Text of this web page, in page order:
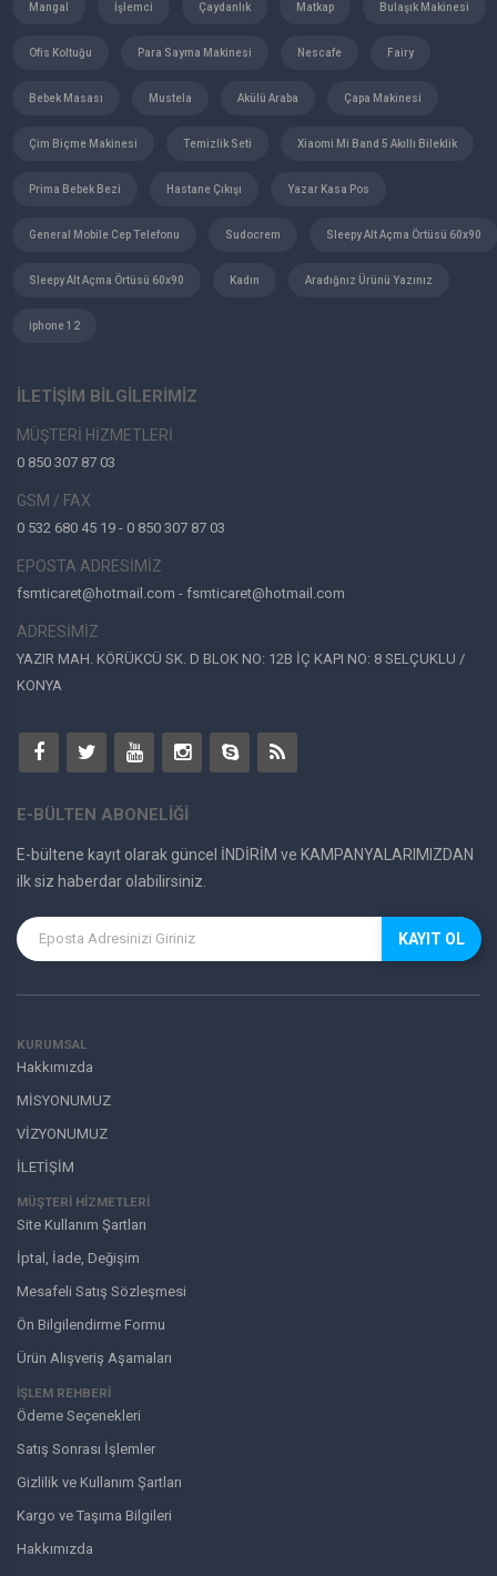
Electrolux
Grundig
Fakir
Arzum
Oppo
Haylou
Baymak
Vaillant
Beko
Süsler
Raks
Bullwark
Yale
Ids
SOMİCKS
Mangal İşlemci Çaydanlık Matkap Bulaşık Makinesi
Ofis Koltuğu Para Sayma Makinesi Nescafe Fairy
Bebek Masası Mustela Akülü Araba Çapa Makinesi
Çim Biçme Makinesi Temizlik Seti Xiaomi Mi Band 5 Akıllı Bileklik
Prima Bebek Bezi Hastane Çıkışı Yazar Kasa Pos
General Mobile Cep Telefonu Sudocrem Sleepy Alt Açma Örtüsü 60x90
Sleepy Alt Açma Örtüsü 60x90 Kadın Aradığnız Ürünü Yazınız
iphone 12
İLETİŞİM BİLGİLERİMİZ
MÜŞTERİ HİZMETLERİ
0 850 307 87 03
GSM / FAX
0 532 680 45 19 - 0 850 307 87 03
EPOSTA ADRESİMİZ
fsmticaret@hotmail.com - fsmticaret@hotmail.com
ADRESİMİZ
YAZIR MAH. KÖRÜKCÜ SK. D BLOK NO: 12B İÇ KAPI NO: 8 SELÇUKLU /
KONYA
E-BÜLTEN ABONELİĞİ
E-bültene kayıt olarak güncel İNDİRİM ve KAMPANYALARIMIZDAN
ilk siz haberdar olabilirsiniz.
KAYIT OL
KURUMSAL
Hakkımızda
MİSYONUMUZ
VİZYONUMUZ
İLETİŞİM
MÜŞTERI HIZMETLERI
Site Kullanım Şartları
İptal, İade, Değişim
Mesafeli Satış Sözleşmesi
Ön Bilgilendirme Formu
Ürün Alışveriş Aşamaları
İŞLEM REHBERİ
Ödeme Seçenekleri
Satış Sonrası İşlemler
Gizlilik ve Kullanım Şartları
Kargo ve Taşıma Bilgileri
Hakkımızda